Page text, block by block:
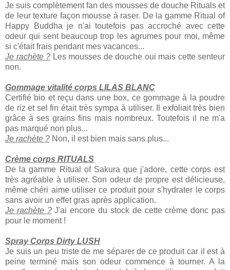
Je suis complètement fan des mousses de douche Rituals et
de leur texture façon mousse à raser. De la gamme Ritual of
Happy Buddha je n'ai toutefois pas accroché avec cette
odeur qui sent beaucoup trop les agrumes pour moi, même
si c'était frais pendant mes vacances...
Je rachète ? Les mousses de douche oui mais cette senteur
non.
Gommage vitalité corps LILAS BLANC
Certifié bio et reçu dans une box, ce gommage à la poudre
de riz et sel fin était très sympa à utiliser. Il exfoliait très bien
grâce à ses grains fins mais nombreux. Toutefois il ne m'a
pas marqué non plus...
Je rachète ? Non, il est bien mais sans plus...
Crème corps RITUALS
De la gamme Ritual of Sakura que j'adore, cette corps est
très agréable à utiliser. Son odeur de propre est délicieuse,
même chéri aime utiliser ce produit pour s'hydrater le corps
sans avoir un effet gras après application.
Je rachète ?J'ai encore du stock de cette crème donc pas
pour le moment !
Spray Corps Dirty LUSH
Je suis un peu triste de me séparer de ce produit car il est à
peine terminé mais son odeur commence à tourner. A la